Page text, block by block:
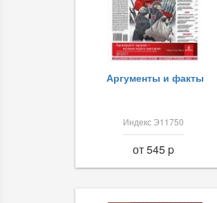
Аргументы и факты
Индекс Э11750
от 545 p